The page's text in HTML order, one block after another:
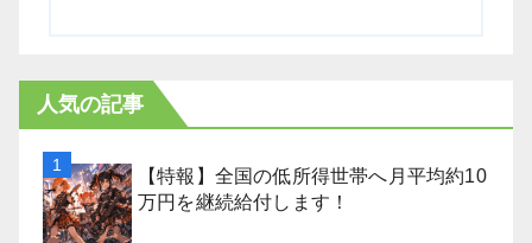
人気の記事
【特報】全国の低所得世帯へ月平均約10
万円を継続給付します！